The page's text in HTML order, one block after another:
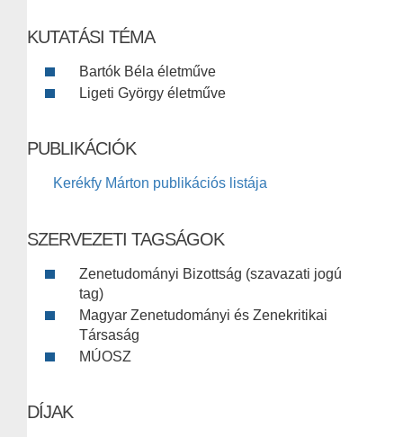
KUTATÁSI TÉMA
Bartók Béla életműve
Ligeti György életműve
PUBLIKÁCIÓK
Kerékfy Márton publikációs listája
SZERVEZETI TAGSÁGOK
Zenetudományi Bizottság (szavazati jogú
tag)
Magyar Zenetudományi és Zenekritikai
Társaság
MÚOSZ
DÍJAK